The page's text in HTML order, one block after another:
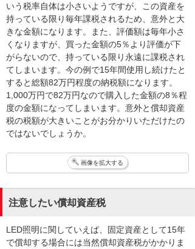
いう税率自体は小さいようですが、この資産を
持っている限り毎年課税されるため、意外と大
きな金額になります。また、評価額は毎年小さ
くなりますが、買った金額の5％より評価が下
がらないので、持っている限り永遠に課税され
てしまいます。今の例で15年間使用し続けたと
すると総額82万円程度の納税額になります。
1,000万円で82万円なので購入した金額の8％程
度の金額になってしまいます。意外と償却資産
税の税額が大きいことがお分かりいただけたの
ではないでしょうか。
画像を拡大する
注意したい償却資産税
LED照明に関していえば、固定資産として15年
で償却する場合には当然償却資産税がかかりま